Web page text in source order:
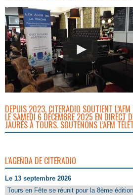
DEPUIS 2023, CITERADIO SOUTIENT
LE SAMEDI 6 DÉCEMBRE 2025 EN DIRECT
JAURÈS À TOURS. SOUTENONS L’AFM
L'AGENDA DE CITERADIO
Le 13 septembre 2026
Tours en Fête se réunit pour la 8ème